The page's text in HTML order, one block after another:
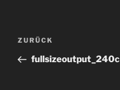
Beitragsnavigation
Vorheriger
Beitrag
ZURÜCK
fullsizeoutput_240c